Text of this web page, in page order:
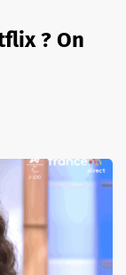
? On